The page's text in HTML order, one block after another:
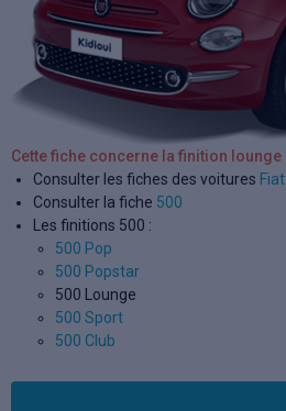
Cette fiche concerne la finition lounge
Consulter les fiches des voitures Fiat
Consulter la fiche 500
Les finitions 500 :
500 Pop
500 Popstar
500 Lounge
500 Sport
500 Club